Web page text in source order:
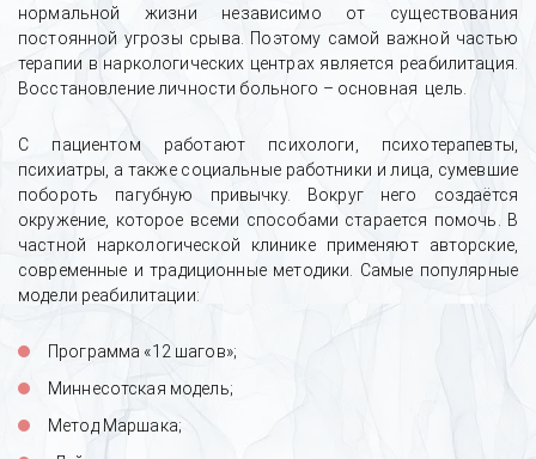
нормальной жизни независимо от существования
постоянной угрозы срыва. Поэтому самой важной частью
терапии в наркологических центрах является реабилитация.
Восстановление личности больного – основная цель.
С пациентом работают психологи, психотерапевты,
психиатры, а также социальные работники и лица, сумевшие
побороть пагубную привычку. Вокруг него создаётся
окружение, которое всеми способами старается помочь. В
частной наркологической клинике применяют авторские,
современные и традиционные методики. Самые популярные
модели реабилитации:
Программа «12 шагов»;
Миннесотская модель;
Метод Маршака;